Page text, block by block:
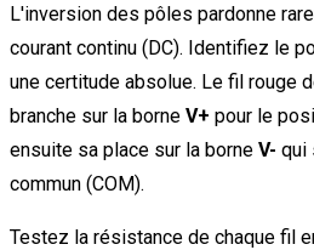
L'inversion des pôles pardonne
courant continu (DC). Identifiez le
une certitude absolue. Le fil rouge
branche sur la borne V+ pour le
ensuite sa place sur la borne V- qui
commun (COM).
Testez la résistance de chaque fil